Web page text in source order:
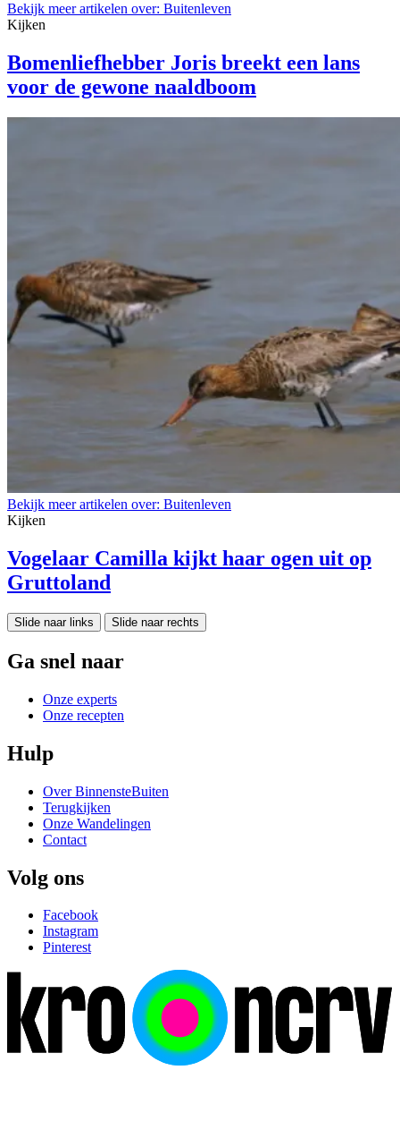
Bekijk meer artikelen over: Buitenleven
Kijken
Bomenliefhebber Joris breekt een lans
voor de gewone naaldboom
Bekijk meer artikelen over: Buitenleven
Kijken
Vogelaar Camilla kijkt haar ogen uit op
Gruttoland
Slide naar links Slide naar rechts
Ga snel naar
Onze experts
Onze recepten
Hulp
Over BinnensteBuiten
Terugkijken
Onze Wandelingen
Contact
Volg ons
Facebook
Instagram
Pinterest